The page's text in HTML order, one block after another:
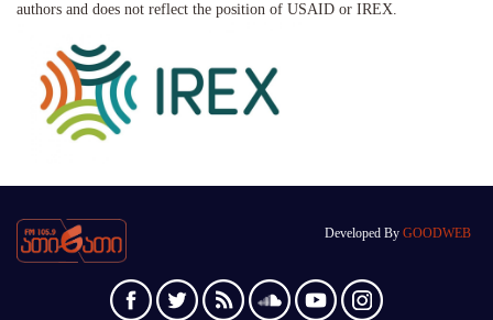
authors and does not reflect the position of USAID or IREX.
Developed By GOODWEB